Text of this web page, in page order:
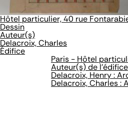
Hôtel particulier, 40 rue
Dessin
Auteur(s)
Delacroix, Charles
Édifice
Paris - Hôtel
Auteur(s) de l'édifice
Delacroix, Henry :
Delacroix, Charles :